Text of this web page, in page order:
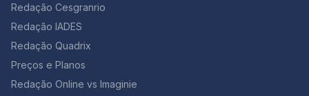
de Emily, a pena pode chegar a ser a mutilação genital
feminina, violência ainda cometida hoje em alguns
países. 3ª TEMPORADA (COM SPOILERS) DOENÇAS
MENTAIS E SUICÍDIO Eleanor, a esposa do novo
Comandante de June, sofre de distúrbios mentais
ser um dos criadores de Gilead. Um dos maiores
Redação Cesgranrio
Redação IADES
Redação Quadrix
Preços e Planos
Redação Online vs Imaginie